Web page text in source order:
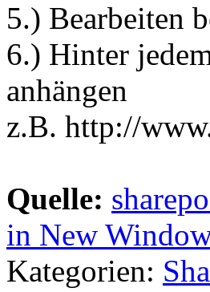
5.) Bearbeiten
6.) Hinter
anhängen
z.B. http://
Quelle:
in New
Kategorien: